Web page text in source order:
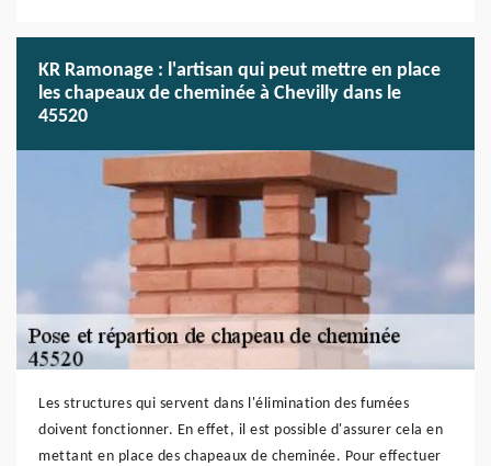
KR Ramonage : l'artisan qui peut mettre en place
les chapeaux de cheminée à Chevilly dans le
45520
Les structures qui servent dans l'élimination des fumées
doivent fonctionner. En effet, il est possible d'assurer cela en
mettant en place des chapeaux de cheminée. Pour effectuer